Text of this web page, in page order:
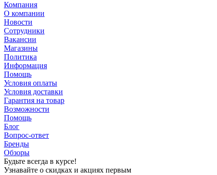
Компания
О компании
Новости
Сотрудники
Вакансии
Магазины
Политика
Информация
Помощь
Условия оплаты
Условия доставки
Гарантия на товар
Возможности
Помощь
Блог
Вопрос-ответ
Бренды
Обзоры
Будьте всегда в курсе!
Узнавайте о скидках и акциях первым